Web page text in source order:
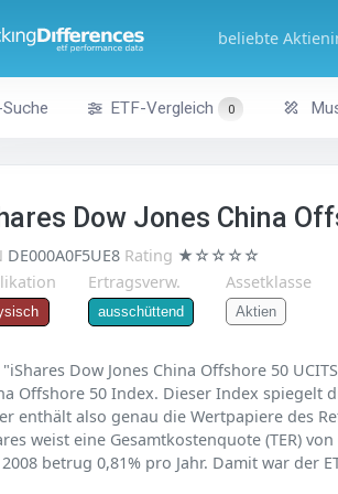
beliebte
ETF-Vergleich 0
Dow Jones China
DE000A0F5UE8 Rating ★☆☆☆☆
Ertragsverw.
ausschüttend
Assetklasse
Aktien
Dow Jones China Offshore 50
Offshore 50 Index. Dieser Index spiegelt
enthält also genau die Wertpapiere des
weist eine Gesamtkostenquote (TER)
betrug 0,81% pro Jahr. Damit war der